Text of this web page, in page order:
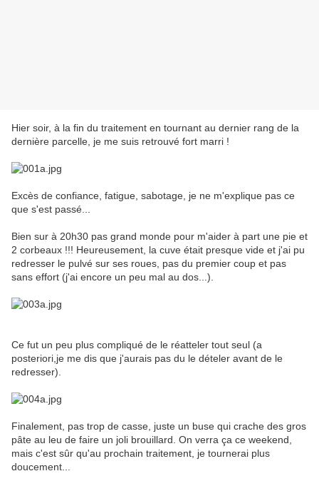
Hier soir, à la fin du traitement en tournant au dernier rang de la
dernière parcelle, je me suis retrouvé fort marri !
Excès de confiance, fatigue, sabotage, je ne m'explique pas ce
que s'est passé...
Bien sur à 20h30 pas grand monde pour m'aider à part une pie et
2 corbeaux !!! Heureusement, la cuve était presque vide et j'ai pu
redresser le pulvé sur ses roues, pas du premier coup et pas
sans effort (j'ai encore un peu mal au dos...).
Ce fut un peu plus compliqué de le réatteler tout seul (a
posteriori,je me dis que j'aurais pas du le dételer avant de le
redresser).
Finalement, pas trop de casse, juste un buse qui crache des gros
pâte au leu de faire un joli brouillard. On verra ça ce weekend,
mais c'est sûr qu'au prochain traitement, je tournerai plus
doucement...